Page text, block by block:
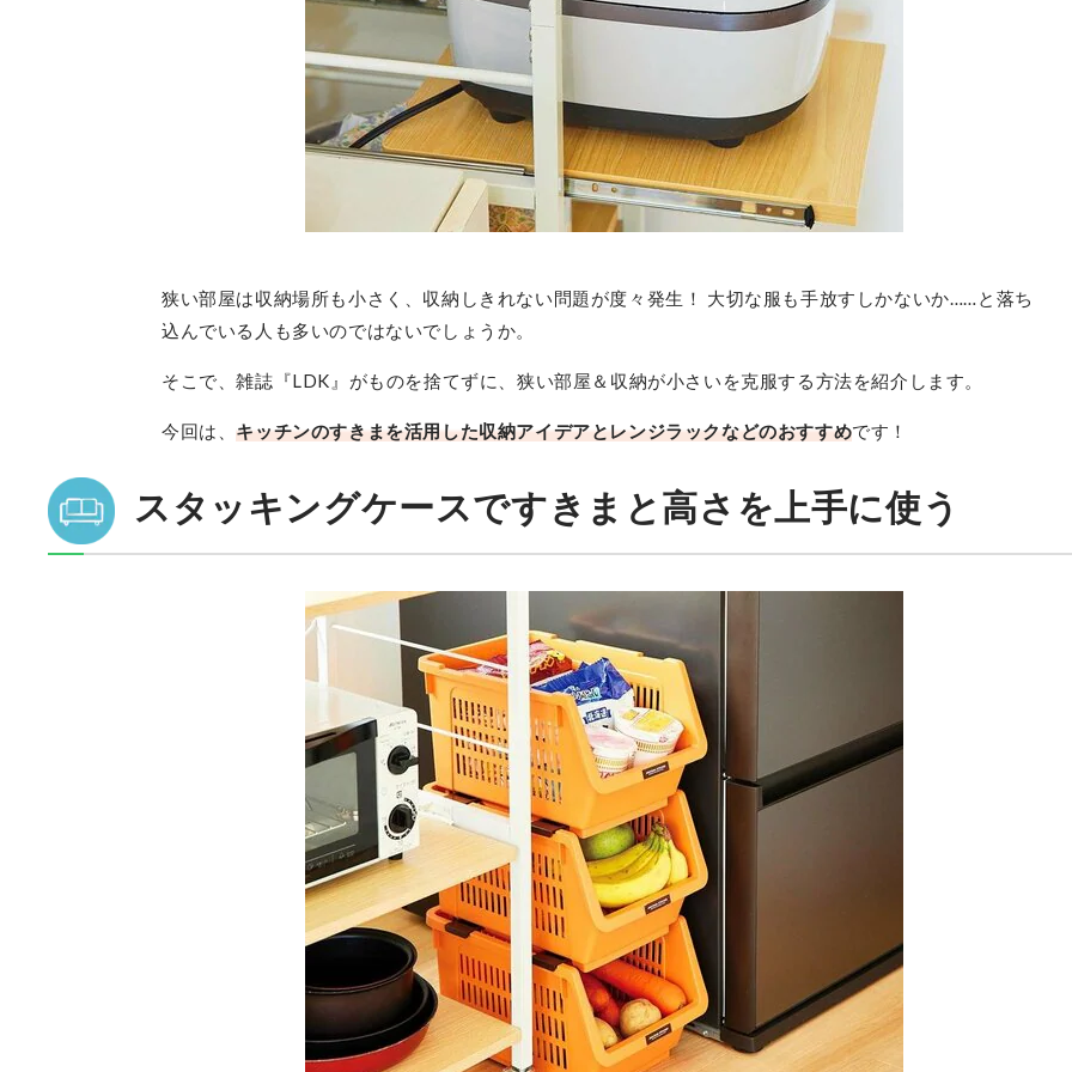
狭い部屋は収納場所も小さく、収納しきれない問題が度々発生！ 大切な服も手放すしかないか……と落ち
込んでいる人も多いのではないでしょうか。
そこで、雑誌『LDK』がものを捨てずに、狭い部屋＆収納が小さいを克服する方法を紹介します。
今回は、キッチンのすきまを活用した収納アイデアとレンジラックなどのおすすめです！
スタッキングケースですきまと高さを上手に使う